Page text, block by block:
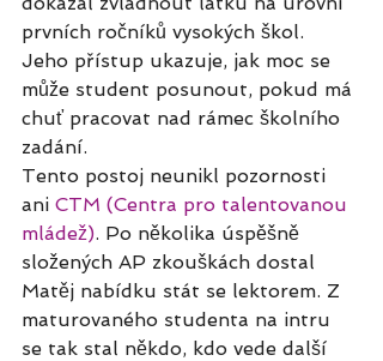
prvních ročníků vysokých škol.
Jeho přístup ukazuje, jak moc se
může student posunout, pokud má
chuť pracovat nad rámec školního
zadání.
Tento postoj neunikl pozornosti
ani CTM (Centra pro talentovanou
mládež). Po několika úspěšně
složených AP zkouškách dostal
Matěj nabídku stát se lektorem. Z
maturovaného studenta na intru
se tak stal někdo, kdo vede další